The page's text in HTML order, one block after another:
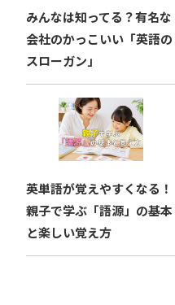
みんなは知ってる？有名な
会社のかっこいい「英語の
スローガン」
英単語が覚えやすくなる！
親子で学ぶ「語源」の基本
と楽しい覚え方